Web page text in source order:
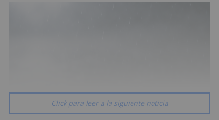
Click para leer a la siguiente noticia